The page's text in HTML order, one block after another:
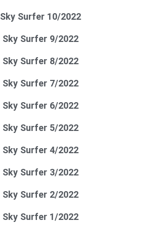
Sky Surfer 10/2022
Sky Surfer 9/2022
Sky Surfer 8/2022
Sky Surfer 7/2022
Sky Surfer 6/2022
Sky Surfer 5/2022
Sky Surfer 4/2022
Sky Surfer 3/2022
Sky Surfer 2/2022
Sky Surfer 1/2022